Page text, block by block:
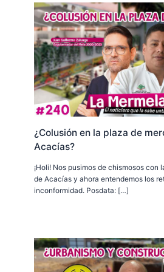
¿Colusión en la plaza de
Acacías?
¡Holi! Nos pusimos de chismosos con
de Acacías y ahora entendemos los
inconformidad. Posdata: […]